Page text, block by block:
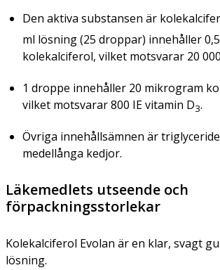
Den aktiva substansen är
ml lösning (25 droppar) innehåller
kolekalciferol, vilket motsvarar 20
1 droppe innehåller 20 mikrogram
vilket motsvarar 800 IE vitamin D3.
Övriga innehållsämnen är
medellånga kedjor.
Läkemedlets utseende och
förpackningsstorlekar
Kolekalciferol Evolan är en klar, svagt
lösning.